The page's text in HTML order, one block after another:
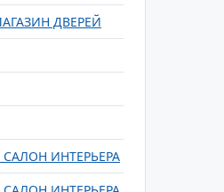
ДВЕРЕЙ
ИНТЕРЬЕРА